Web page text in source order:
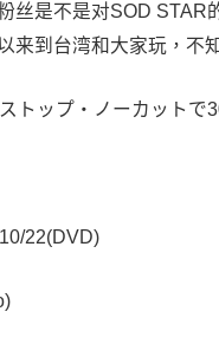
丝是不是对SOD
来到台湾和大家玩，不
トップ・ノーカットで
22(DVD)